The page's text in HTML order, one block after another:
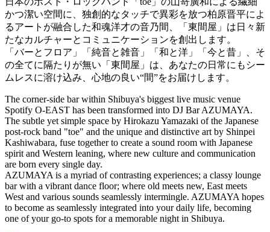
かつ潔い空間に、独創的なタッチで異彩を放つ柏原晋平によ
るアートが融合した和魂洋才の音乃間、「東間屋」は日々新
たなカルチャーとコミュニケーションを創出します。
「バーとフロア」「純音と雑音」「和と洋」「今と昔」、そ
の全てに隔たりが無い「東間屋」は、あなたの日常にもシー
ムレスに溶け込み、心地の良い“間”をお届けします。
The corner-side bar within Shibuya's biggest live music venue
Spotify O-EAST has been transformed into DJ Bar AZUMAYA.
The subtle yet simple space by Hirokazu Yamazaki of the Japanese
post-rock band "toe" and the unique and distinctive art by Shinpei
Kashiwabara, fuse together to create a sound room with Japanese
spirit and Western leaning, where new culture and communication
are born every single day.
AZUMAYA is a myriad of contrasting experiences; a classy lounge
bar with a vibrant dance floor; where old meets new, East meets
West and various sounds seamlessly intermingle. AZUMAYA hopes
to become as seamlessly integrated into your daily life, becoming
one of your go-to spots for a memorable night in Shibuya.